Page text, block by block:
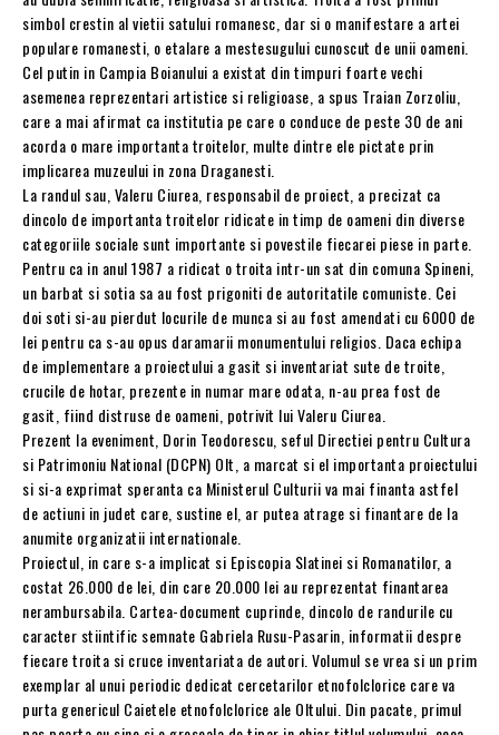
simbol crestin al vietii satului romanesc, dar si o manifestare a artei
populare romanesti, o etalare a mestesugului cunoscut de unii oameni.
Cel putin in Campia Boianului a existat din timpuri foarte vechi
asemenea reprezentari artistice si religioase, a spus Traian Zorzoliu,
care a mai afirmat ca institutia pe care o conduce de peste 30 de ani
acorda o mare importanta troitelor, multe dintre ele pictate prin
implicarea muzeului in zona Draganesti.
La randul sau, Valeru Ciurea, responsabil de proiect, a precizat ca
dincolo de importanta troitelor ridicate in timp de oameni din diverse
categoriile sociale sunt importante si povestile fiecarei piese in parte.
Pentru ca in anul 1987 a ridicat o troita intr-un sat din comuna Spineni,
un barbat si sotia sa au fost prigoniti de autoritatile comuniste. Cei
doi soti si-au pierdut locurile de munca si au fost amendati cu 6000 de
lei pentru ca s-au opus daramarii monumentului religios. Daca echipa
de implementare a proiectului a gasit si inventariat sute de troite,
crucile de hotar, prezente in numar mare odata, n-au prea fost de
gasit, fiind distruse de oameni, potrivit lui Valeru Ciurea.
Prezent la eveniment, Dorin Teodorescu, seful Directiei pentru Cultura
si Patrimoniu National (DCPN) Olt, a marcat si el importanta proiectului
si si-a exprimat speranta ca Ministerul Culturii va mai finanta astfel
de actiuni in judet care, sustine el, ar putea atrage si finantare de la
anumite organizatii internationale.
Proiectul, in care s-a implicat si Episcopia Slatinei si Romanatilor, a
costat 26.000 de lei, din care 20.000 lei au reprezentat finantarea
nerambursabila. Cartea-document cuprinde, dincolo de randurile cu
caracter stiintific semnate Gabriela Rusu-Pasarin, informatii despre
fiecare troita si cruce inventariata de autori. Volumul se vrea si un prim
exemplar al unui periodic dedicat cercetarilor etnofolclorice care va
purta genericul Caietele etnofolclorice ale Oltului. Din pacate, primul